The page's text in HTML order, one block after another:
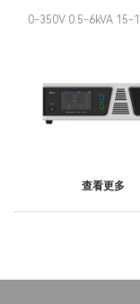
0-350V
查看更多